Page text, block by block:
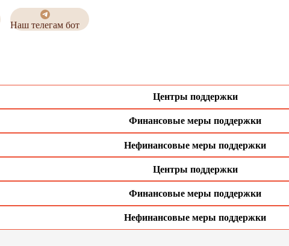
Наш телегам бот
Центры поддержки
Финансовые меры поддержки
Нефинансовые меры поддержки
Центры поддержки
Финансовые меры поддержки
Нефинансовые меры поддержки